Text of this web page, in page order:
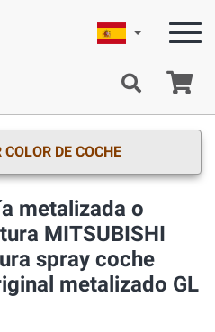
Español
COLOR DE COCHE
metalizada o
MITSUBISHI
spray coche
metalizado GL